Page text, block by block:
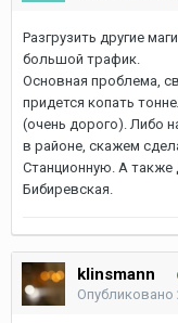
Разгрузить другие
большой трафик.
Основная проблема,
придется копать
(очень дорого). Либо
в районе, скажем
Станционную. А также
Бибиревская.
klinsmann
Опубликовано